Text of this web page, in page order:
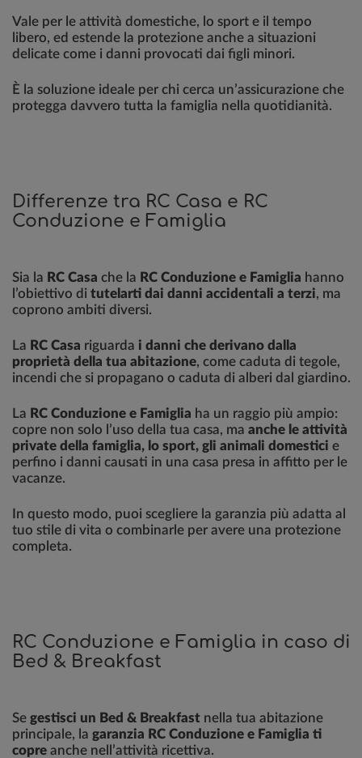
Vale per le attività domestiche, lo sport e il tempo
libero, ed estende la protezione anche a situazioni
delicate come i danni provocati dai figli minori.
È la soluzione ideale per chi cerca un’assicurazione che
protegga davvero tutta la famiglia nella quotidianità.
Differenze tra RC Casa e RC
Conduzione e Famiglia
Sia la RC Casa che la RC Conduzione e Famiglia hanno
l’obiettivo di tutelarti dai danni accidentali a terzi, ma
coprono ambiti diversi.
La RC Casa riguarda i danni che derivano dalla
proprietà della tua abitazione, come caduta di tegole,
incendi che si propagano o caduta di alberi dal giardino.
La RC Conduzione e Famiglia ha un raggio più ampio:
copre non solo l’uso della tua casa, ma anche le attività
private della famiglia, lo sport, gli animali domestici e
perfino i danni causati in una casa presa in affitto per le
vacanze.
In questo modo, puoi scegliere la garanzia più adatta al
tuo stile di vita o combinarle per avere una protezione
completa.
RC Conduzione e Famiglia in caso di
Bed & Breakfast
Se gestisci un Bed & Breakfast nella tua abitazione
principale, la garanzia RC Conduzione e Famiglia ti
copre anche nell’attività ricettiva.